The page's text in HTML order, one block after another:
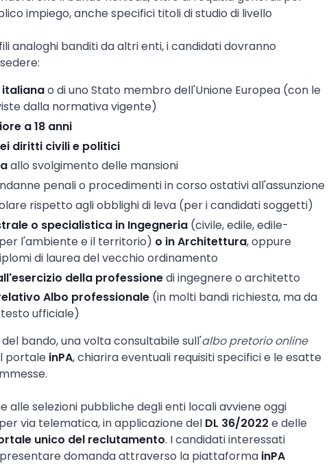
impiego, anche specifici titoli di studio di livello
analoghi banditi da altri enti, i candidati dovranno
o di uno Stato membro dell'Unione Europea (con le
dalla normativa vigente)
a 18 anni
diritti civili e politici
allo svolgimento delle mansioni
penali o procedimenti in corso ostativi all'assunzione
rispetto agli obblighi di leva (per i candidati soggetti)
o specialistica in Ingegneria (civile, edile, edile-
l'ambiente e il territorio) o in Architettura, oppure
di laurea del vecchio ordinamento
della professionedi ingegnere o architetto
Albo professionale (in molti bandi richiesta, ma da
ufficiale)
bando, una volta consultabile sull'albo pretorio online
portale inPA, chiarira eventuali requisiti specifici e le esatte
alle selezioni pubbliche degli enti locali avviene oggi
via telematica, in applicazione del DL 36/2022 e delle
unico del reclutamento. I candidati interessati
domanda attraverso la piattaforma inPA